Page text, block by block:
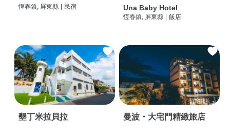
背包客棧 | 恆春必住特色
恆春鎮, 屏東縣 | 民宿 Una Baby Hotel
恆春鎮, 屏東縣 | 飯店
墾丁米拉貝拉 曼波・大宅門精緻旅店